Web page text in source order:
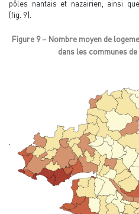
pôles nantais et nazairien, ainsi
(fig. 9).
Figure 9 – Nombre moyen de
dans les communes